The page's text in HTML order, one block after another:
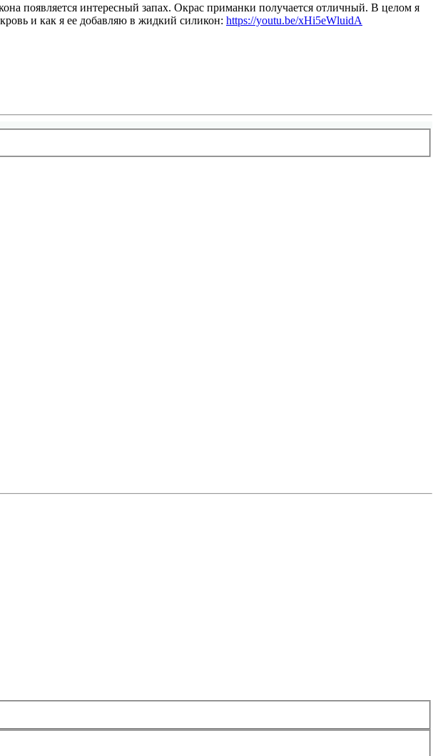
появляется интересный запах. Окрас приманки получается отличный. В целом я
и как я ее добавляю в жидкий силикон: https://youtu.be/xHi5eWluidA